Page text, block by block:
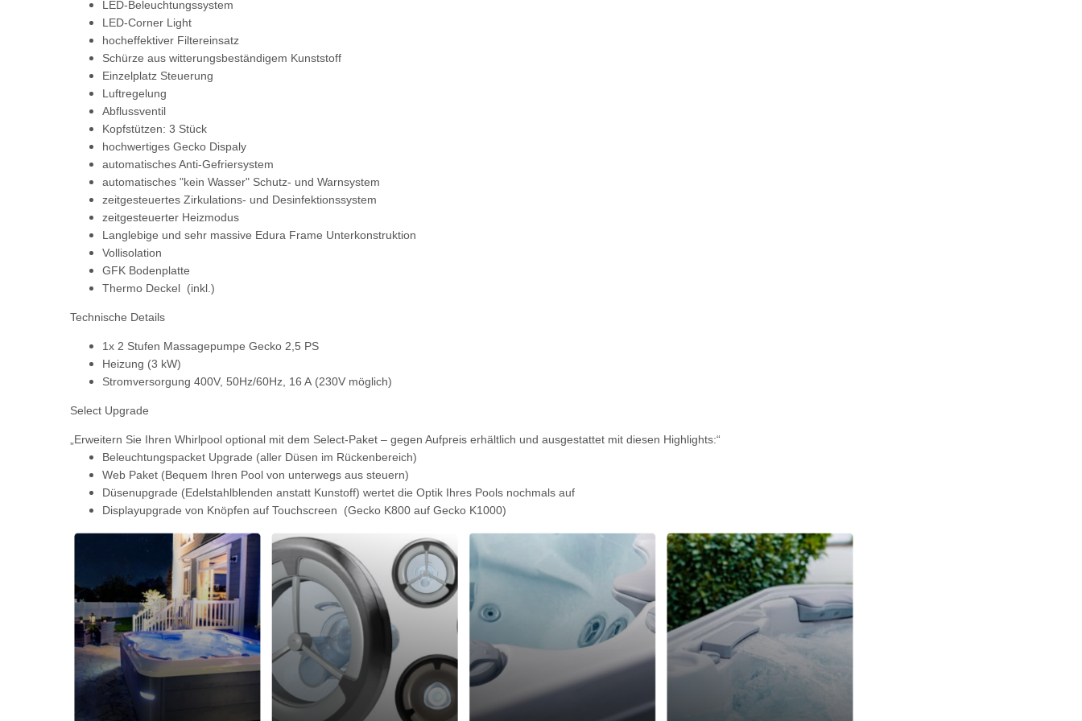
LED-Beleuchtungssystem
LED-Corner Light
hocheffektiver Filtereinsatz
Schürze aus witterungsbeständigem Kunststoff
Einzelplatz Steuerung
Luftregelung
Abflussventil
Kopfstützen: 3 Stück
hochwertiges Gecko Dispaly
automatisches Anti-Gefriersystem
automatisches "kein Wasser" Schutz- und Warnsystem
zeitgesteuertes Zirkulations- und Desinfektionssystem
zeitgesteuerter Heizmodus
Langlebige und sehr massive Edura Frame Unterkonstruktion
Vollisolation
GFK Bodenplatte
Thermo Deckel (inkl.)
Technische Details
1x 2 Stufen Massagepumpe Gecko 2,5 PS
Heizung (3 kW)
Stromversorgung 400V, 50Hz/60Hz, 16 A (230V möglich)
Select Upgrade
„Erweitern Sie Ihren Whirlpool optional mit dem Select-Paket – gegen Aufpreis erhältlich und ausgestattet mit diesen Highlights:“
Beleuchtungspacket Upgrade (aller Düsen im Rückenbereich)
Web Paket (Bequem Ihren Pool von unterwegs aus steuern)
Düsenupgrade (Edelstahlblenden anstatt Kunstoff) wertet die Optik Ihres Pools nochmals auf
Displayupgrade von Knöpfen auf Touchscreen (Gecko K800 auf Gecko K1000)